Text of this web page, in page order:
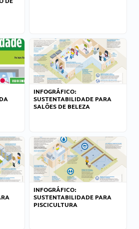
INFOGRÁFICO:
SUSTENTABILIDADE PARA
SALÕES DE BELEZA
INFOGRÁFICO:
SUSTENTABILIDADE PARA
PISCICULTURA